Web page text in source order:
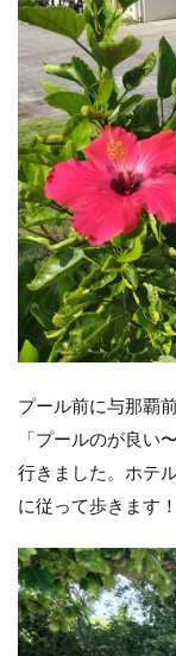
宮古
空港
でお
土産
購
入！
羽田
空港
に向
けて
離
陸‥
プール前に与那覇
「プールのが良い
行きました。ホテ
に従って歩きます！